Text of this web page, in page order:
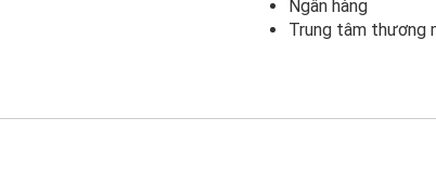
Ngân hàng
Trung tâm thương